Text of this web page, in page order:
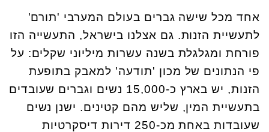
אחד מכל שישה גברים בעולם המערבי 'תורם'
לתעשיית הזנות. גם אצלנו בישראל, התעשייה הזו
פורחת ומגלגלת בשנה עשרות מיליוני שקלים: על
פי הנתונים של מכון 'תודעה' למאבק בתופעת
הזנות, יש בארץ כ-15,000 נשים וגברים שעובדים
בתעשיית המין, שליש מהם קטינים. ישנן נשים
שעובדות באחת מכ-250 דירות דיסקרטיות